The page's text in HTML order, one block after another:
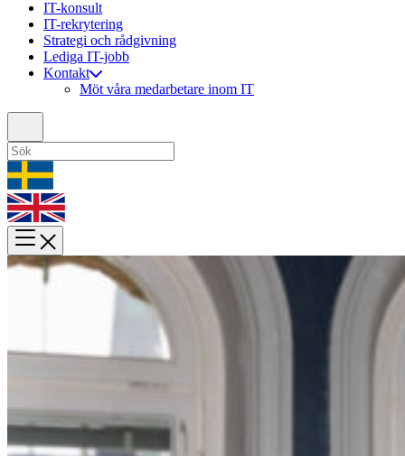
IT-konsult
IT-rekrytering
Strategi och rådgivning
Lediga IT-jobb
Kontakt
Möt våra medarbetare inom IT